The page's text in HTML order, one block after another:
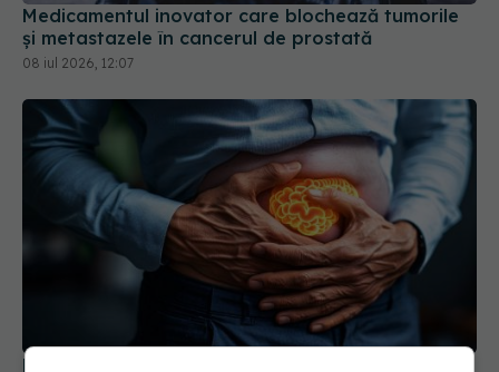
Medicamentul inovator care blochează tumorile
și metastazele în cancerul de prostată
08 iul 2026, 12:07
Durvalumab, terapia aprobată de EMA pentru